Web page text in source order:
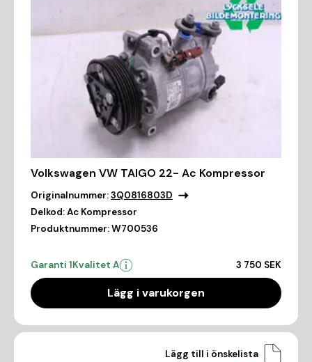
Volkswagen VW TAIGO 22- Ac Kompressor
Originalnummer:3Q0816803D
Delkod:Ac Kompressor
Produktnummer:W700536
Garanti 1Kvalitet A 3 750 SEK
Lägg i varukorgen
Lägg till i önskelista